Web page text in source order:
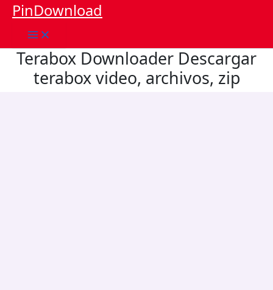
Saltar
contenido
PinDownload
Terabox Downloader Descargar
terabox video, archivos, zip